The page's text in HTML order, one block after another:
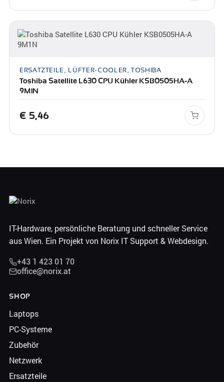
ERSATZTEILE, LÜFTER-COOLER, TOSHIBA
Toshiba Satellite L630 CPU Kühler KSB0505HA-A
9M1N
€ 5,46
IT-Hardware, persönliche Beratung und schneller Service
aus Wien. Ein Projekt von Norix IT Support & Webdesign.
+43 1 423 01 70
office@norix.at
SHOP
Laptops
PC-Systeme
Zubehör
Netzwerk
Ersatzteile